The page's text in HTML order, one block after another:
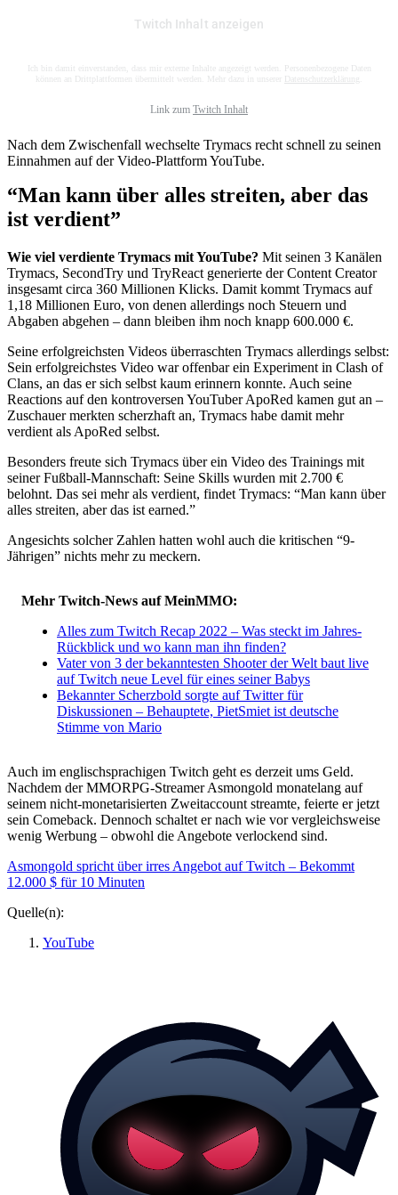
Twitch Inhalt anzeigen
Ich bin damit einverstanden, dass mir externe Inhalte angezeigt werden. Personenbezogene Daten
können an Drittplattformen übermittelt werden. Mehr dazu in unserer Datenschutzerklärung
Link zum Twitch Inhalt
Nach dem Zwischenfall wechselte Trymacs recht schnell zu seinen
Einnahmen auf der Video-Plattform YouTube.
“Man kann über alles streiten, aber das
ist verdient”
Wie viel verdiente Trymacs mit YouTube? Mit seinen 3 Kanälen
Trymacs, SecondTry und TryReact generierte der Content Creator
insgesamt circa 360 Millionen Klicks. Damit kommt Trymacs auf
1,18 Millionen Euro, von denen allerdings noch Steuern und
Abgaben abgehen – dann bleiben ihm noch knapp 600.000 €.
Seine erfolgreichsten Videos überraschten Trymacs allerdings selbst:
Sein erfolgreichstes Video war offenbar ein Experiment in Clash of
Clans, an das er sich selbst kaum erinnern konnte. Auch seine
Reactions auf den kontroversen YouTuber ApoRed kamen gut an –
Zuschauer merkten scherzhaft an, Trymacs habe damit mehr
verdient als ApoRed selbst.
Besonders freute sich Trymacs über ein Video des Trainings mit
seiner Fußball-Mannschaft: Seine Skills wurden mit 2.700 €
belohnt. Das sei mehr als verdient, findet Trymacs: “Man kann über
alles streiten, aber das ist earned.”
Angesichts solcher Zahlen hatten wohl auch die kritischen “9-
Jährigen” nichts mehr zu meckern.
Mehr Twitch-News auf MeinMMO:
Alles zum Twitch Recap 2022 – Was steckt im Jahres-
Rückblick und wo kann man ihn finden?
Vater von 3 der bekanntesten Shooter der Welt baut live
auf Twitch neue Level für eines seiner Babys
Bekannter Scherzbold sorgte auf Twitter für
Diskussionen – Behauptete, PietSmiet ist deutsche
Stimme von Mario
Auch im englischsprachigen Twitch geht es derzeit ums Geld.
Nachdem der MMORPG-Streamer Asmongold monatelang auf
seinem nicht-monetarisierten Zweitaccount streamte, feierte er jetzt
sein Comeback. Dennoch schaltet er nach wie vor vergleichsweise
wenig Werbung – obwohl die Angebote verlockend sind.
Asmongold spricht über irres Angebot auf Twitch – Bekommt
12.000 $ für 10 Minuten
Quelle(n):
YouTube